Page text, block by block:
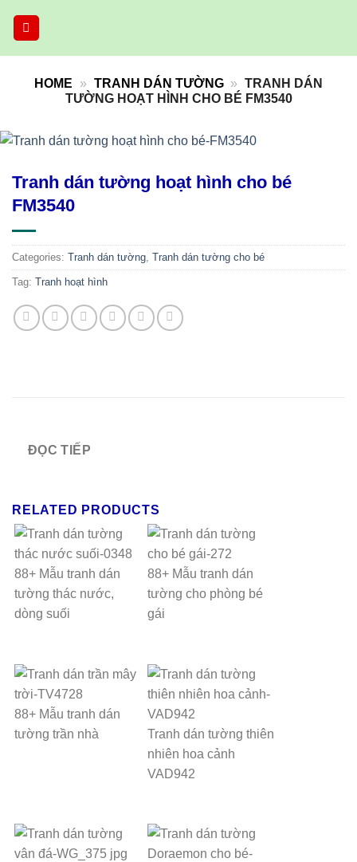
HOME » TRANH DÁN TƯỜNG » TRANH DÁN
TƯỜNG HOẠT HÌNH CHO BÉ FM3540
Tranh dán tường hoạt hình cho bé
FM3540
Categories: Tranh dán tường, Tranh dán tường cho bé
Tag: Tranh hoạt hình
ĐỌC TIẾP
RELATED PRODUCTS
88+ Mẫu tranh dán
tường thác nước,
dòng suối
88+ Mẫu tranh dán
tường cho phòng bé
gái
88+ Mẫu tranh dán
tường trần nhà
Tranh dán tường thiên
nhiên hoa cảnh
VAD942